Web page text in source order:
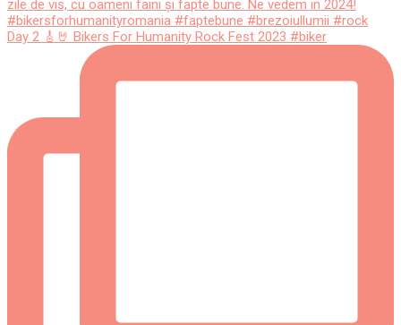
Day 2 🎸🤘 Bikers For Humanity Rock Fest 2023 #biker